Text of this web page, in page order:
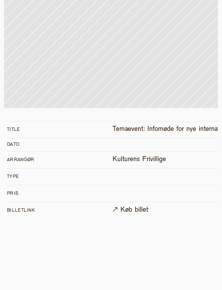
TITLE Temaevent: Infomøde for nye
DATO
ARRANGØR Kulturens Frivillige
TYPE
PRIS
BILLETLINK ↗ Køb billet